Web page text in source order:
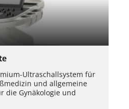
Ultraschallsystem für
und allgemeine
die Gynäkologie und